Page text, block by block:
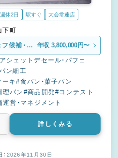
休2日 駅すぐ 大会常連店
横浜市中区 山下町
候補・シ
年収 3,800,000円〜
シェットデセール・パフェ
ン細工
ーキ#食パン・菓子パン
理パン#商品開発#コンテスト
運営・マネジメント
詳しくみる
：2026年11月30日